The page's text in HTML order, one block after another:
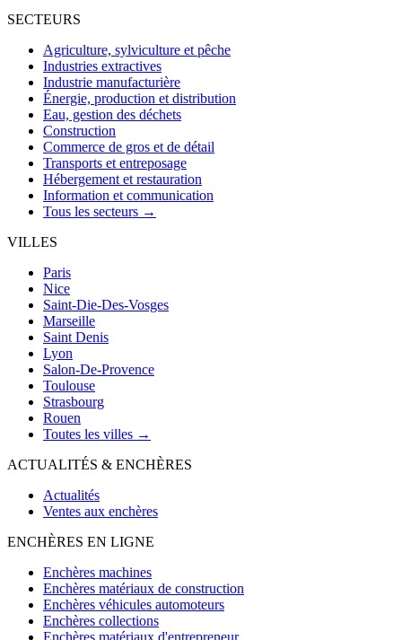
SECTEURS
Agriculture, sylviculture et pêche
Industries extractives
Industrie manufacturière
Énergie, production et distribution
Eau, gestion des déchets
Construction
Commerce de gros et de détail
Transports et entreposage
Hébergement et restauration
Information et communication
Tous les secteurs →
VILLES
Paris
Nice
Saint-Die-Des-Vosges
Marseille
Saint Denis
Lyon
Salon-De-Provence
Toulouse
Strasbourg
Rouen
Toutes les villes →
ACTUALITÉS & ENCHÈRES
Actualités
Ventes aux enchères
ENCHÈRES EN LIGNE
Enchères machines
Enchères matériaux de construction
Enchères véhicules automoteurs
Enchères collections
Enchères matériaux d'entrepreneur